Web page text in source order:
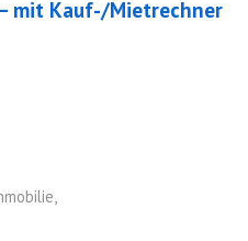
mit Kauf-/Mietrechner
,